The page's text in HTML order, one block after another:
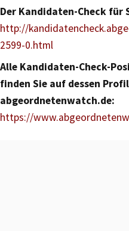
Der Kandidaten-Check für
http://
2599-0.html
Alle Kandidaten-Check-
finden Sie auf dessen
abgeordnetenwatch.de:
https://